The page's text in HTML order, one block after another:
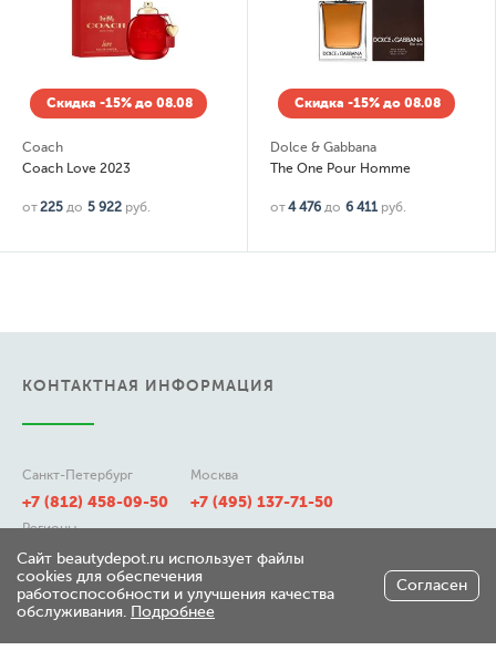
Скидка -15% до 08.08
Coach
Coach Love 2023
от225 до 5 922 руб.
Скидка -15% до 08.08
Dolce & Gabbana
The One Pour Homme
от4 476 до 6 411 руб.
КОНТАКТНАЯ ИНФОРМАЦИЯ
Санкт-Петербург
+7 (812) 458-09-50
Москва
+7 (495) 137-71-50
Регионы
8 (800) 511-21-50
197348, г. Санкт-Петербург,
Сайт beautydepot.ru использует файлы
cookies для обеспечения
работоспособности и улучшения качества
обслуживания. Подробнее
Согласен